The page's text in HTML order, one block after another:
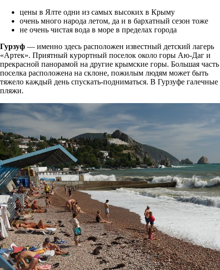
цены в Ялте одни из самых высоких в Крыму
очень много народа летом, да и в бархатный сезон тоже
не очень чистая вода в море в пределах города
Гурзуф — именно здесь расположен известный детский лагерь
«Артек». Приятный курортный поселок около горы Аю-Даг и
прекрасной панорамой на другие крымские горы. Большая часть
поселка расположена на склоне, пожилым людям может быть
тяжело каждый день спускать-подниматься. В Гурзуфе галечные
пляжи.